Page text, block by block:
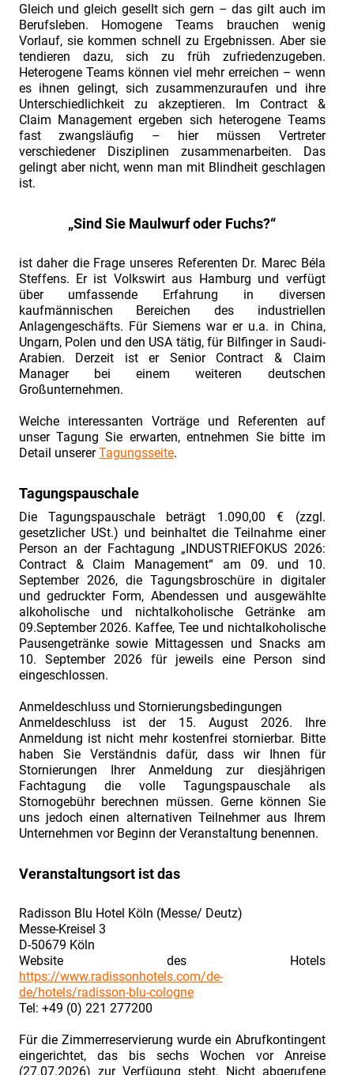
Gleich und gleich gesellt sich gern – das gilt auch im
Berufsleben. Homogene Teams brauchen wenig
Vorlauf, sie kommen schnell zu Ergebnissen. Aber sie
tendieren dazu, sich zu früh zufriedenzugeben.
Heterogene Teams können viel mehr erreichen – wenn
es ihnen gelingt, sich zusammenzuraufen und ihre
Unterschiedlichkeit zu akzeptieren. Im Contract &
Claim Management ergeben sich heterogene Teams
fast zwangsläufig – hier müssen Vertreter
verschiedener Disziplinen zusammenarbeiten. Das
gelingt aber nicht, wenn man mit Blindheit geschlagen
ist.
„Sind Sie Maulwurf oder Fuchs?“
ist daher die Frage unseres Referenten Dr. Marec Béla
Steffens. Er ist Volkswirt aus Hamburg und verfügt
über umfassende Erfahrung in diversen
kaufmännischen Bereichen des industriellen
Anlagengeschäfts. Für Siemens war er u.a. in China,
Ungarn, Polen und den USA tätig, für Bilfinger in Saudi-
Arabien. Derzeit ist er Senior Contract & Claim
Manager bei einem weiteren deutschen
Großunternehmen.
Welche interessanten Vorträge und Referenten auf
unser Tagung Sie erwarten, entnehmen Sie bitte im
Detail unsererTagungsseite.
Tagungspauschale
Die Tagungspauschale beträgt 1.090,00 € (zzgl.
gesetzlicher USt.) und beinhaltet die Teilnahme einer
Person an der Fachtagung „INDUSTRIEFOKUS 2026:
Contract & Claim Management“ am 09. und 10.
September 2026, die Tagungsbroschüre in digitaler
und gedruckter Form, Abendessen und ausgewählte
alkoholische und nichtalkoholische Getränke am
09.September 2026. Kaffee, Tee und nichtalkoholische
Pausengetränke sowie Mittagessen und Snacks am
10. September 2026 für jeweils eine Person sind
eingeschlossen.
Anmeldeschluss und Stornierungsbedingungen
Anmeldeschluss ist der 15. August 2026. Ihre
Anmeldung ist nicht mehr kostenfrei stornierbar. Bitte
haben Sie Verständnis dafür, dass wir Ihnen für
Stornierungen Ihrer Anmeldung zur diesjährigen
Fachtagung die volle Tagungspauschale als
Stornogebühr berechnen müssen. Gerne können Sie
uns jedoch einen alternativen Teilnehmer aus Ihrem
Unternehmen vor Beginn der Veranstaltung benennen.
Veranstaltungsort ist das
Radisson Blu Hotel Köln (Messe/ Deutz)
Messe-Kreisel 3
D-50679 Köln
Website des Hotels
https://www.radissonhotels.com/de-
de/hotels/radisson-blu-cologne
Tel: +49 (0) 221 277200
Für die Zimmerreservierung wurde ein Abrufkontingent
eingerichtet, das bis sechs Wochen vor Anreise
(27.07.2026) zur Verfügung steht. Nicht abgerufene
&
Claim
Management"
Einladung
zur
Fachtagung
"Industriefokus
2018:
Management".
Die
Fachtagung
für
Praktiker
im
industriellen
Projektgeschäft
Call
for
Industriefokus
2018:
Contract
&
Claim
Management.
Die
Fachtagung
für
Praktiker
im
industriellen
Projektgeschäft
Ausgebucht.
Fachtagung
"Industriefokus
Contract
Claim
Management"
Bericht
zur
Fachtagung
„Industriefokus
2019: